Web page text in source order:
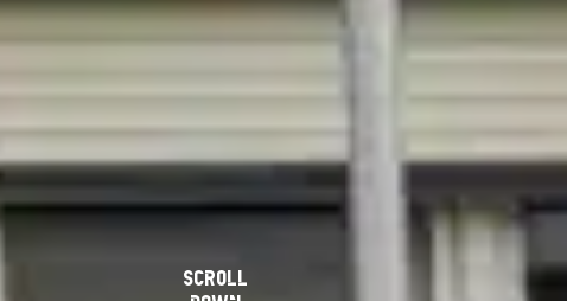
scroll